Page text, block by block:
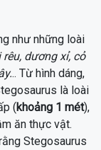
như những loài
rêu, dương xỉ, cỏ
.. Từ hình dáng,
là loài
(khoảng 1 mét),
ăn thực vật.
Stegosaurus